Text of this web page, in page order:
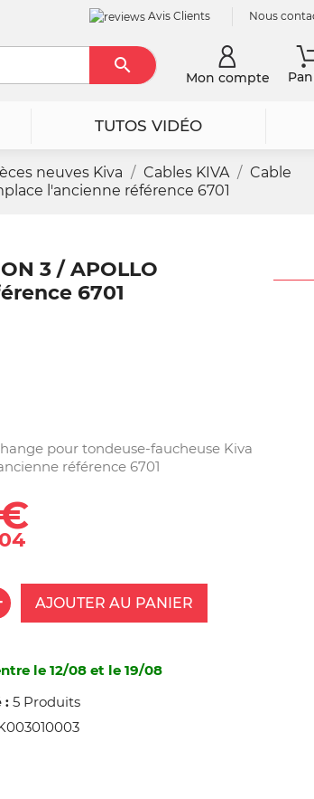
Avis Clients Nous
RechercherMon compte
TUTOS VIDÉO
neuves Kiva Cables KIVA
Cable
l'ancienne référence 6701
3 / APOLLO
6701
pour tondeuse-faucheuse Kiva
référence 6701
€
04
AJOUTER AU PANIER
le 12/08 et le 19/08
: 5 Produits